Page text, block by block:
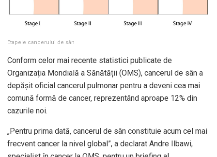
Etapele cancerului de sân
Conform celor mai recente statistici publicate de
Organizația Mondială a Sănătății (OMS), cancerul de sân a
depășit oficial cancerul pulmonar pentru a deveni cea mai
comună formă de cancer, reprezentând aproape 12% din
cazurile noi.
„Pentru prima dată, cancerul de sân constituie acum cel mai
frecvent cancer la nivel global”, a declarat Andre Ilbawi,